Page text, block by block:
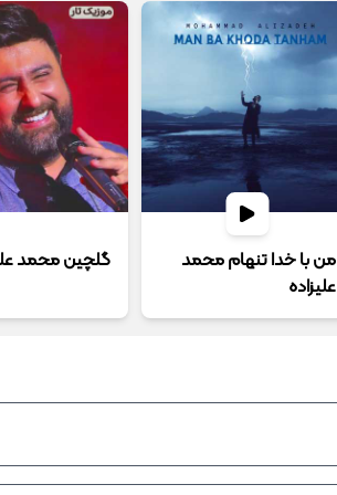
من با خدا تنهام محمد
علیزاده
گلچین محمد